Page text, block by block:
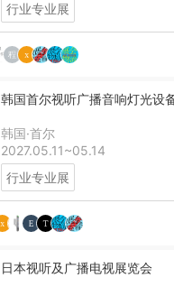
行业专业展
韩国首尔视听广播音响灯光设
韩国·首尔
2027.05.11~05.14
行业专业展
日本视听及广播电视展览会